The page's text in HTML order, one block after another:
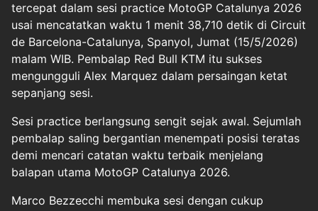
tercepat dalam sesi practice MotoGP Catalunya 2026
usai mencatatkan waktu 1 menit 38,710 detik di Circuit
de Barcelona-Catalunya, Spanyol, Jumat (15/5/2026)
malam WIB. Pembalap Red Bull KTM itu sukses
mengungguli Alex Marquez dalam persaingan ketat
sepanjang sesi.
Sesi practice berlangsung sengit sejak awal. Sejumlah
pembalap saling bergantian menempati posisi teratas
demi mencari catatan waktu terbaik menjelang
balapan utama MotoGP Catalunya 2026.
Marco Bezzecchi membuka sesi dengan cukup